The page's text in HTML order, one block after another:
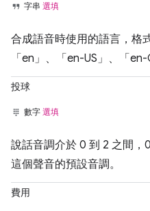
字串 選填
合成語音時使用的語言，格
「en」、「en-US」、「
投球
數字 選填
說話音調介於 0 到 2 之間，
這個聲音的預設音調。
費用